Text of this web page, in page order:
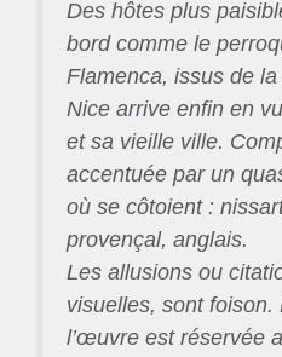
Des hôtes plus
bord comme le
Flamenca, issus de
Nice arrive enfin en
et sa vieille ville.
accentuée par un
où se côtoient :
provençal, anglais.
Les allusions ou
visuelles, sont foison.
l’œuvre est réservée